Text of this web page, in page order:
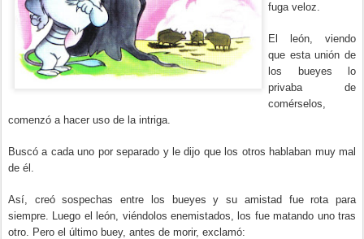
fuga veloz.
El león, viendo
que esta unión de
los bueyes lo
privaba de
comérselos,
comenzó a hacer uso de la intriga.
Buscó a cada uno por separado y le dijo que los otros hablaban muy mal
de él.
Así, creó sospechas entre los bueyes y su amistad fue rota para
siempre. Luego el león, viéndolos enemistados, los fue matando uno tras
otro. Pero el último buey, antes de morir, exclamó: